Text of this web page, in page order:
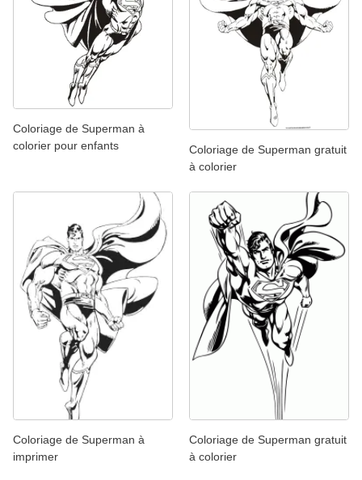
Coloriage de Superman à
colorier pour enfants
Coloriage de Superman gratuit
à colorier
Coloriage de Superman à
imprimer
Coloriage de Superman gratuit
à colorier